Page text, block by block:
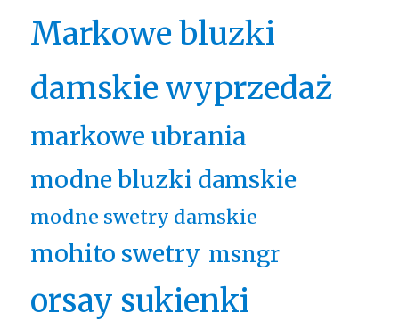
Markowe bluzki
damskie wyprzedaż
markowe ubrania
modne bluzki damskie
modne swetry damskie
mohito swetry msngr
orsay sukienki